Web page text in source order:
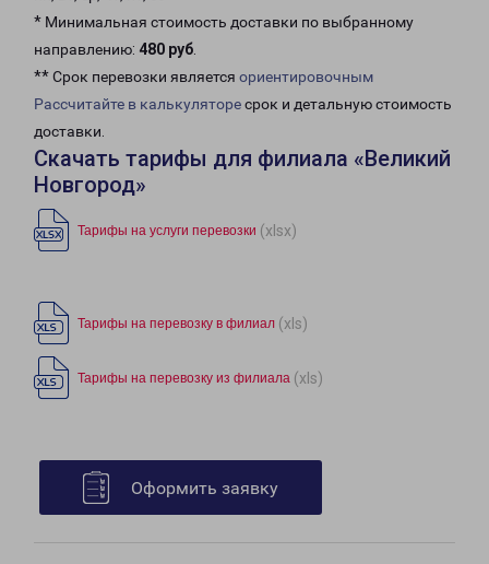
* Минимальная стоимость доставки по выбранному
направлению: 480 руб.
** Срок перевозки является ориентировочным
Рассчитайте в калькуляторесрок и детальную стоимость
доставки.
Скачать тарифы для филиала «Великий
Новгород»
Тарифы на услуги перевозки (xlsx)
Тарифы на перевозку в филиал (xls)
Тарифы на перевозку из филиала (xls)
Оформить заявку